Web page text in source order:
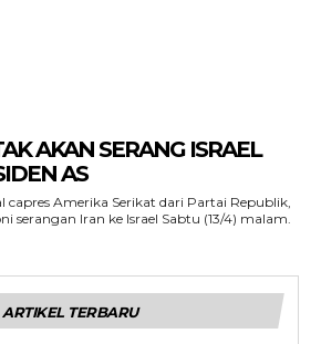
AKAN SERANG ISRAEL
AS
capres Amerika Serikat dari Partai Republik,
serangan Iran ke Israel Sabtu (13/4) malam.
ARTIKEL TERBARU